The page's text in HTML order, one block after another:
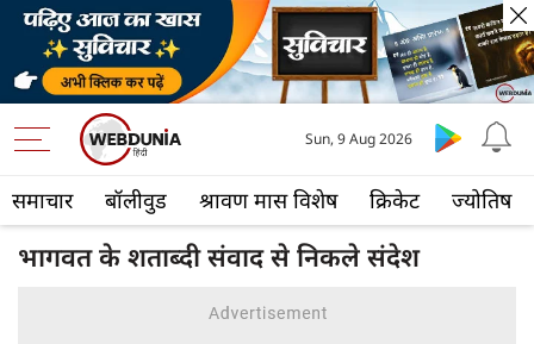
समाचार बॉलीवुड श्रावण मास विशेष क्रिकेट ज्योतिष
Sun, 9 Aug 2026
भागवत के शताब्दी संवाद से निकले संदेश